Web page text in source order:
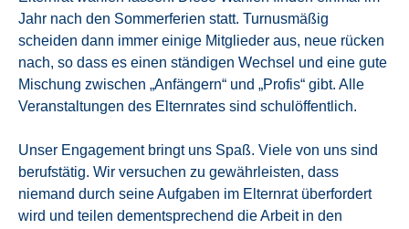
Jahr nach den Sommerferien statt. Turnusmäßig
scheiden dann immer einige Mitglieder aus, neue rücken
nach, so dass es einen ständigen Wechsel und eine gute
Mischung zwischen „Anfängern“ und „Profis“ gibt. Alle
Veranstaltungen des Elternrates sind schulöffentlich.
Unser Engagement bringt uns Spaß. Viele von uns sind
berufstätig. Wir versuchen zu gewährleisten, dass
niemand durch seine Aufgaben im Elternrat überfordert
wird und teilen dementsprechend die Arbeit in den